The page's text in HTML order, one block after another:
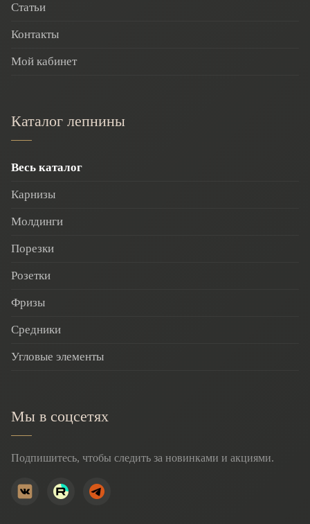
Статьи
Контакты
Мой кабинет
Каталог лепнины
Весь каталог
Карнизы
Молдинги
Порезки
Розетки
Фризы
Средники
Угловые элементы
Мы в соцсетях
Подпишитесь, чтобы следить за новинками и акциями.